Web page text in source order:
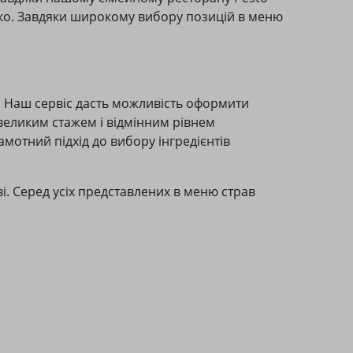
Завдяки широкому вибору позицій в меню
сервіс дасть можливість оформити
стажем і відмінним рівнем
підхід до вибору інгредієнтів
Серед усіх представлених в меню страв